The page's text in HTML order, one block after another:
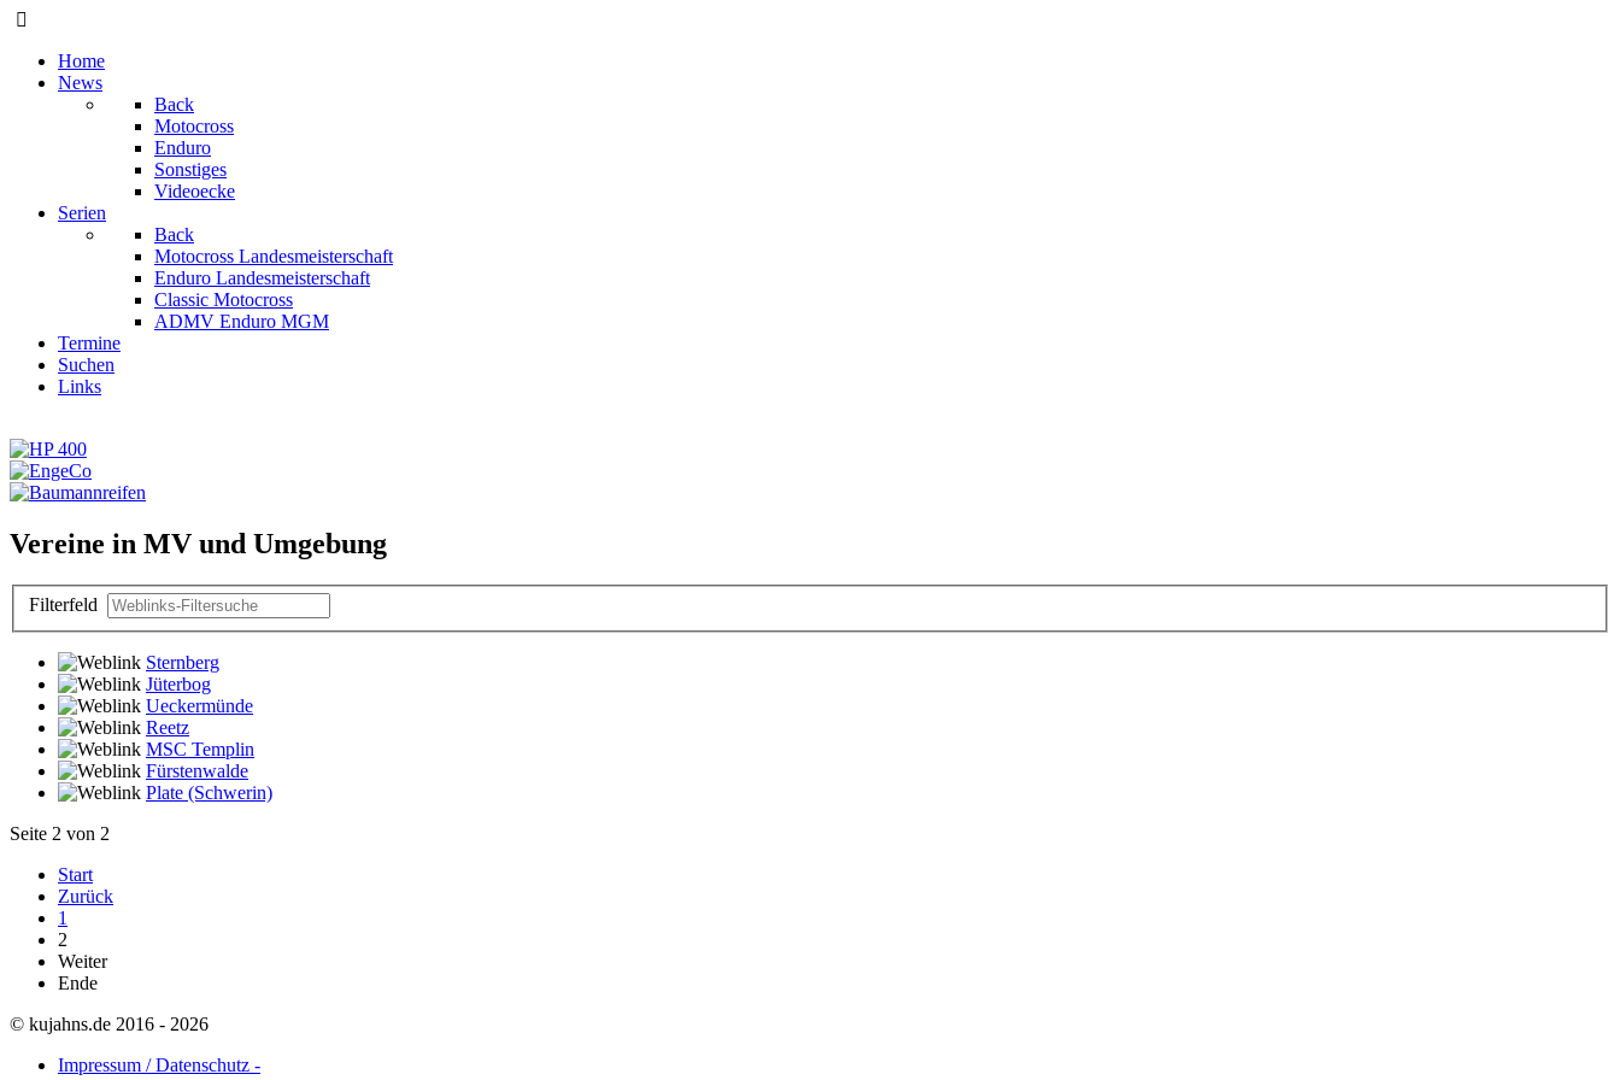
Home
News
Back
Motocross
Enduro
Sonstiges
Videoecke
Serien
Back
Motocross Landesmeisterschaft
Enduro Landesmeisterschaft
Classic Motocross
ADMV Enduro MGM
Termine
Suchen
Links
Vereine in MV und Umgebung
Filterfeld
Sternberg
Jüterbog
Ueckermünde
Reetz
MSC Templin
Fürstenwalde
Plate (Schwerin)
Seite 2 von 2
Start
Zurück
1
2
Weiter
Ende
© kujahns.de 2016 - 2026
Impressum / Datenschutz -